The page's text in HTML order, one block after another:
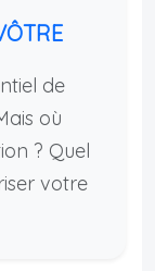
de
où
? Quel
votre